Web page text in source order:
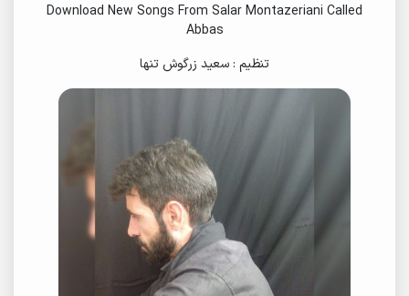
Download New Songs From Salar Montazeriani Called
Abbas
تنظیم : سعید زرگوش تنها